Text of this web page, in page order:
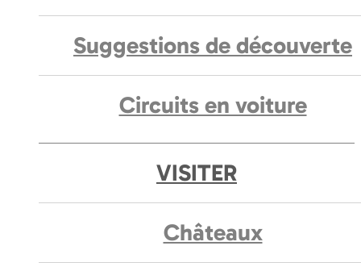
Suggestions de découverte
Circuits en voiture
VISITER
Châteaux